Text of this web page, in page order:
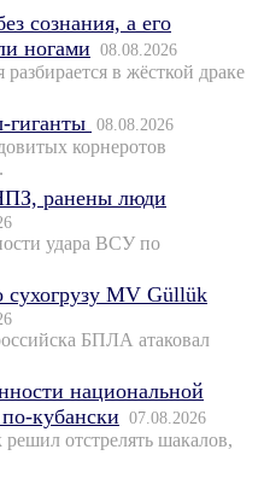
сознания, а его
ногами 08.08.2026
в жёсткой драке
гиганты 08.08.2026
корнеротов
ранены люди
удара ВСУ по
сухогрузу MV Güllük
БПЛА атаковал
национальной
кубански 07.08.2026
отстрелять шакалов,